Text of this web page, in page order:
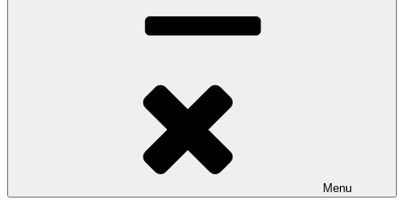
Menu